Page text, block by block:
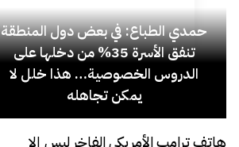
حمدي الطباع: في بعض دول المنطقة
تنفق الأسرة 35% من دخلها على
الدروس الخصوصية… هذا خلل لا
يمكن تجاهله
هاتف ترامب الأمريكي الفاخر ليس إلا